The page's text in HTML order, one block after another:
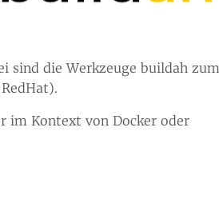
sind die Werkzeuge buildah zum
im Kontext von Docker oder